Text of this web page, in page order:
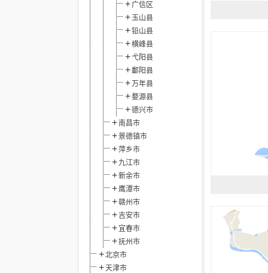
广信区
玉山县
铅山县
横峰县
弋阳县
鄱阳县
万年县
婺源县
德兴市
南昌市
景德镇市
萍乡市
九江市
新余市
鹰潭市
赣州市
吉安市
宜春市
抚州市
北京市
天津市